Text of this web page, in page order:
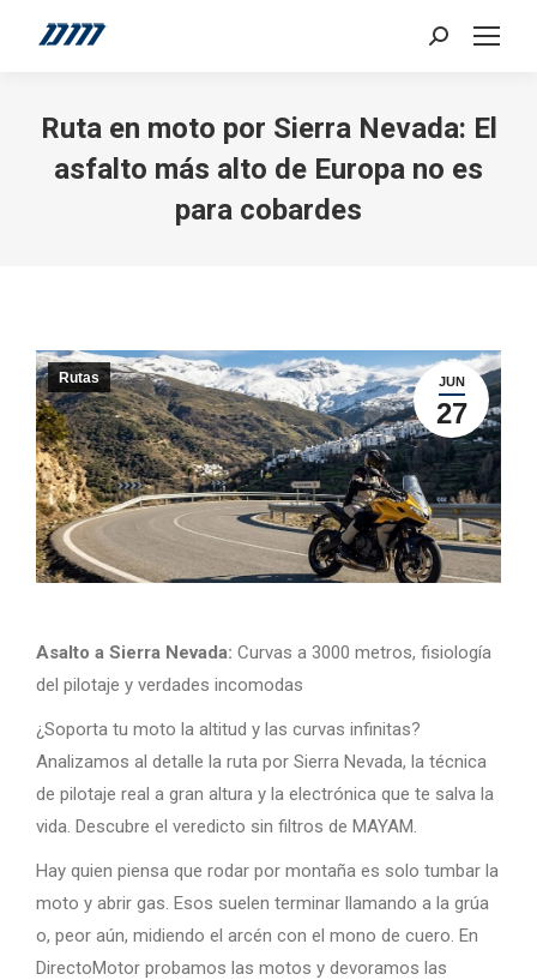
Search:
Ruta en moto por Sierra Nevada: El
asfalto más alto de Europa no es
para cobardes
JUN
27
Rutas
Asalto a Sierra Nevada: Curvas a 3000 metros, fisiología
del pilotaje y verdades incomodas
¿Soporta tu moto la altitud y las curvas infinitas?
Analizamos al detalle la ruta por Sierra Nevada, la técnica
de pilotaje real a gran altura y la electrónica que te salva la
vida. Descubre el veredicto sin filtros de MAYAM.
Hay quien piensa que rodar por montaña es solo tumbar la
moto y abrir gas. Esos suelen terminar llamando a la grúa
o, peor aún, midiendo el arcén con el mono de cuero. En
DirectoMotor probamos las motos y devoramos las